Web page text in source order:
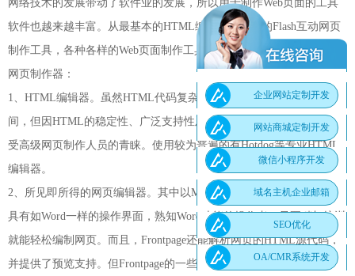
网络技术的发展带动了软件业的发展，所以用于制作Web页面的工具
软件也越来越丰富。从最基本的HTML编辑器到流行的Flash互动网页
制作工具，各种各样的Web页面制作工具，下面是几款具有代表性的
网页制作器：
1、HTML编辑器。虽然HTML代码复杂，编辑和调试要花费大量的时
间，但因HTML的稳定性、广泛支持性及可创建复杂的页面效果，仍
受高级网页制作人员的青睐。使用较为普遍的有Hotdog等专业HTML
编辑器。
2、所见即所得的网页编辑器。其中以Microsoft Frontpage为代表，它
具有如Word一样的操作界面，熟知Word功能的操作者，只要稍加培训
就能轻松编制网页。而且，Frontpage还能解析网页的HTML源代码，
并提供了预览支持。但Frontpage的一些特殊显示功能并不能在其它非
企业网站定制开发
网站商城定制开发
微信小程序开发
域名主机企业邮箱
SEO优化
OA/CMR系统开发